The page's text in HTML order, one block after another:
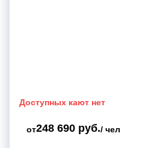
Доступных кают нет
от248 690 руб./ чел